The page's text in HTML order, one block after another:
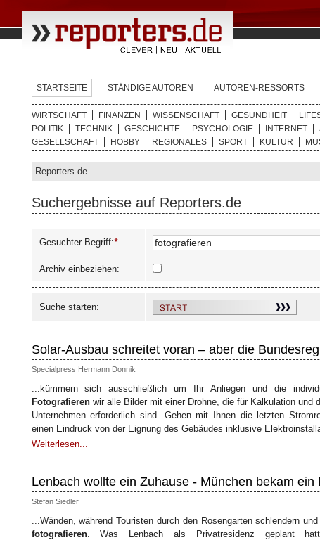
STARTSEITE STÄNDIGE AUTOREN AUTOREN-RESSORTS
WIRTSCHAFT FINANZEN WISSENSCHAFT GESUNDHEIT
POLITIK
TECHNIK GESCHICHTE PSYCHOLOGIE INTERNET
GESELLSCHAFT
HOBBY REGIONALES SPORT KULTUR
Reporters.de
Suchergebnisse auf Reporters.de
Gesuchter Begriff:*
Archiv einbeziehen:
Suche starten:
Solar-Ausbau schreitet voran – aber die
Specialpress Hermann Donnik
...kümmern sich ausschließlich um Ihr Anliegen und die
Fotografierenwir alle Bilder mit einer Drohne, die für Kalkulation und
Unternehmen erforderlich sind. Gehen mit Ihnen die letzten
einen Eindruck von der Eignung des Gebäudes inklusive
Weiterlesen...
Lenbach wollte ein Zuhause - München bekam ein
Stefan Siedler
...Wänden, während Touristen durch den Rosengarten schlendern
fotografieren. Was Lenbach als Privatresidenz geplant